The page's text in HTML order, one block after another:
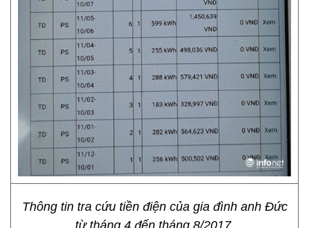
Thông tin tra cứu tiền điện của gia đình anh Đức
từ tháng 4 đến tháng 8/2017.